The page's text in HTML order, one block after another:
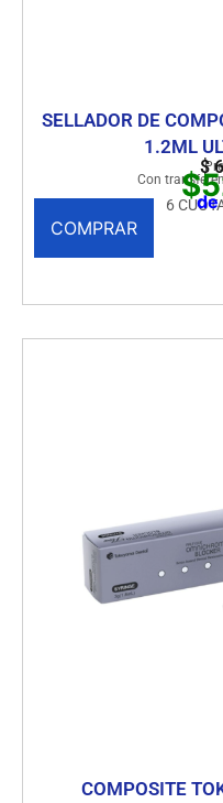
SELLADOR DE
1.2ML
$
Con
6
de
COMPRAR
COMPOSITE